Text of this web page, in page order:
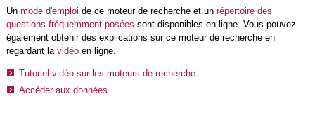
Un mode d'emploi de ce moteur de recherche et un répertoire des
questions fréquemment posées sont disponibles en ligne. Vous pouvez
également obtenir des explications sur ce moteur de recherche en
regardant la vidéoen ligne.
Tutoriel vidéo sur les moteurs de recherche
Accéder aux données